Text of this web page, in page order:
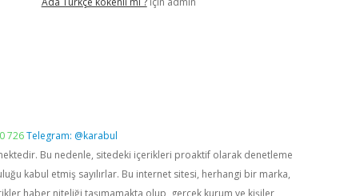
726Telegram: @karabul
Bu nedenle, sitedeki içerikleri proaktif olarak denetleme
kabul etmiş sayılırlar. Bu internet sitesi, herhangi bir marka,
haber niteliği taşımamakta olup, gerçek kurum ve kişiler